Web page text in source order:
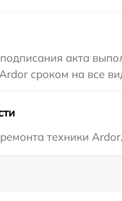
акта
сроком на все
техники